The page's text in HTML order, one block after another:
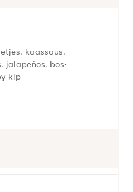
kaassaus,
jalapeños, bos-
kip